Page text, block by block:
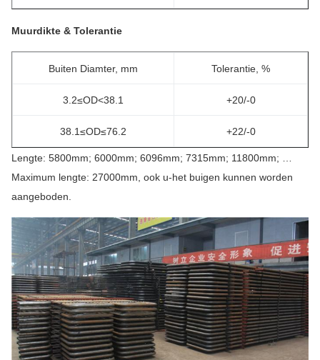
Muurdikte & Tolerantie
Buiten Diamter, mm Tolerantie, %
3.2≤OD<38.1 +20/-0
38.1≤OD≤76.2 +22/-0
Lengte: 5800mm; 6000mm; 6096mm; 7315mm; 11800mm; …
Maximum lengte: 27000mm, ook u-het buigen kunnen worden
aangeboden.